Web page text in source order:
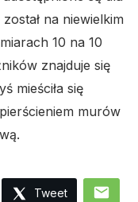
na niewielkim
10 na 10
znajduje się
mieściła się
murów
Tweet mail